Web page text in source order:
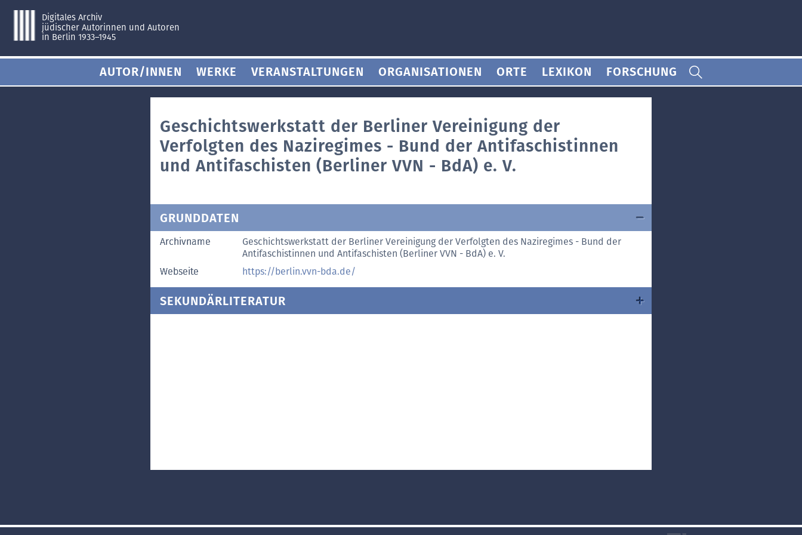
Digitales Archiv
jüdischer Autorinnen und Autoren
in Berlin 1933–1945
AUTOR/INNEN WERKE VERANSTALTUNGEN ORGANISATIONEN ORTE LEXIKON FORSCHUNG
Geschichtswerkstatt der Berliner Vereinigung der
Verfolgten des Naziregimes - Bund der Antifaschistinnen
und Antifaschisten (Berliner VVN - BdA) e. V.
GRUNDDATEN
Archivname
Geschichtswerkstatt der Berliner Vereinigung der Verfolgten des Naziregimes - Bund der
Antifaschistinnen und Antifaschisten (Berliner VVN - BdA) e. V.
Webseite
https://berlin.vvn-bda.de/
SEKUNDÄRLITERATUR